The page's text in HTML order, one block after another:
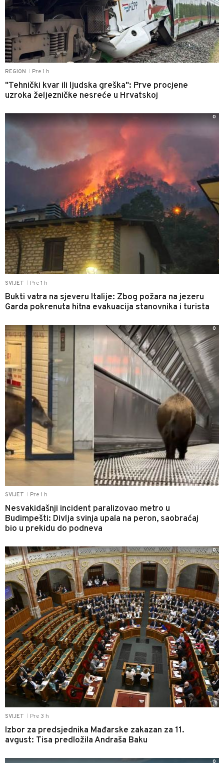
REGION Pre 1 h
"Tehnički kvar ili ljudska greška": Prve procjene
uzroka željezničke nesreće u Hrvatskoj
SVIJET Pre 1 h
Bukti vatra na sjeveru Italije: Zbog požara na jezeru
Garda pokrenuta hitna evakuacija stanovnika i turista
0
SVIJET Pre 1 h
Nesvakidašnji incident paralizovao metro u
Budimpešti: Divlja svinja upala na peron, saobraćaj
bio u prekidu do podneva
0
SVIJET Pre 3 h
Izbor za predsjednika Mađarske zakazan za 11.
avgust: Tisa predložila Andraša Baku
0